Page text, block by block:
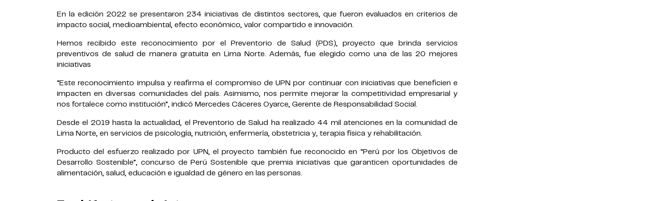
En la edición 2022 se presentaron 234 iniciativas de distintos sectores, que fueron evaluados en criterios de
impacto social, medioambiental, efecto económico, valor compartido e innovación.
Hemos recibido este reconocimiento por el Preventorio de Salud (PDS), proyecto que brinda servicios
preventivos de salud de manera gratuita en Lima Norte. Además, fue elegido como una de las 20 mejores
iniciativas
“Este reconocimiento impulsa y reafirma el compromiso de UPN por continuar con iniciativas que beneficien e
impacten en diversas comunidades del país. Asimismo, nos permite mejorar la competitividad empresarial y
nos fortalece como institución”, indicó Mercedes Cáceres Oyarce, Gerente de Responsabilidad Social.
Desde el 2019 hasta la actualidad, el Preventorio de Salud ha realizado 44 mil atenciones en la comunidad de
Lima Norte, en servicios de psicología, nutrición, enfermería, obstetricia y, terapia física y rehabilitación.
Producto del esfuerzo realizado por UPN, el proyecto también fue reconocido en “Perú por los Objetivos de
Desarrollo Sostenible”, concurso de Perú Sostenible que premia iniciativas que garanticen oportunidades de
alimentación, salud, educación e igualdad de género en las personas.